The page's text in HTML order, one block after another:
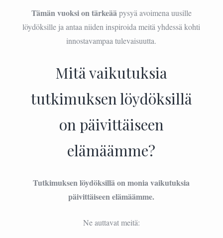
Tämän vuoksi on tärkeääpysyä avoimena uusille
löydöksille ja antaa niiden inspiroida meitä yhdessä kohti
innostavampaa tulevaisuutta.
Mitä vaikutuksia
tutkimuksen löydöksillä
on päivittäiseen
elämäämme?
Tutkimuksen löydöksillä on monia vaikutuksia
päivittäiseen elämäämme.
Ne auttavat meitä: